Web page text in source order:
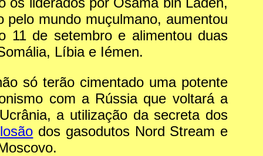
pelo mundo muçulmano, aumentou
11 de setembro e alimentou duas
Líbia e Iémen.
só terão cimentado uma potente
com a Rússia que voltará a
a utilização da secreta dos
dos gasodutos Nord Stream e